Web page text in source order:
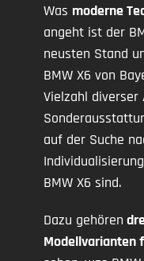
Was moderne
angeht ist der
neusten Stand
BMW X6 von
Vielzahl diverser
auf der Suche
BMW X6 sind.
Dazu gehören
Modellvarianten